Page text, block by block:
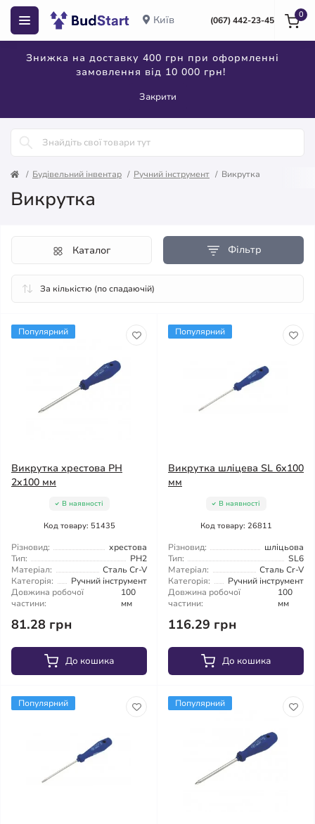
Київ (067) 442-23-45
Знижка на доставку 400 грн при оформленні
замовлення від 10 000 грн!
Закрити
0
Будівельний інвентар Ручний інструмент Викрутка
Викрутка
Фільтр
Каталог
Популярний
Викрутка хрестова PH
2x100 мм
В наявності
Код товару: 51435
Різновид:
хрестова
Тип:
PH2
Матеріал:
Сталь Cr-V
Категорія:
Ручний інструмент
Довжина робочої
частини:
100
мм
81.28 грн
До кошика
Популярний
Викрутка шліцева SL 6x100
мм
В наявності
Код товару: 26811
Різновид:
шліцьова
Тип:
SL6
Матеріал:
Сталь Cr-V
Категорія:
Ручний інструмент
Довжина робочої
частини:
100
мм
116.29 грн
До кошика
Популярний Популярний